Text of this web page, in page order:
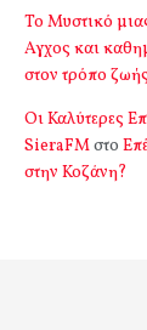
Το Μυστικό
Αγχος και
στον τρόπο
Οι Καλύτερες
SieraFMστο
στην Κοζάνη?